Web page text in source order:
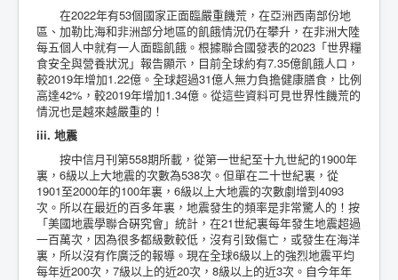
在2022年有53個國家正面臨嚴重饑荒，在亞洲西南部份地
區、加勒比海和非洲部分地區的飢餓情況仍在攀升，在非洲大陸
每五個人中就有一人面臨飢餓。根據聯合國發表的2023「世界糧
食安全與營養狀況」報告顯示，目前全球約有7.35億飢餓人口，
較2019年增加1.22億。全球超過31億人無力負擔健康膳食，比例
高達42%，較2019年增加1.34億。從這些資料可見世界性饑荒的
情況也是越來越嚴重的！
iii. 地震
按中信月刊第558期所載，從第一世紀至十九世紀的1900年
裏，6級以上大地震的次數為538次。但單在二十世紀裏，從
1901至2000年的100年裏，6級以上大地震的次數劇增到4093
次。所以在最近的百多年裏，地震發生的頻率是非常驚人的！按
「美國地震學聯合硏究會」統計，在21世紀裏每年發生地震超過
一百萬次，因為很多都級數較低，沒有引致傷亡，或發生在海洋
裏，所以沒有作廣泛的報導。現在全球6級以上的強烈地震平均
每年近200次，7級以上的近20次，8級以上的近3次。自今年年